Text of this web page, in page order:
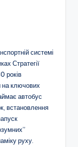
системі
Стратегії
років
на ключових
автобус
встановлення
руху.